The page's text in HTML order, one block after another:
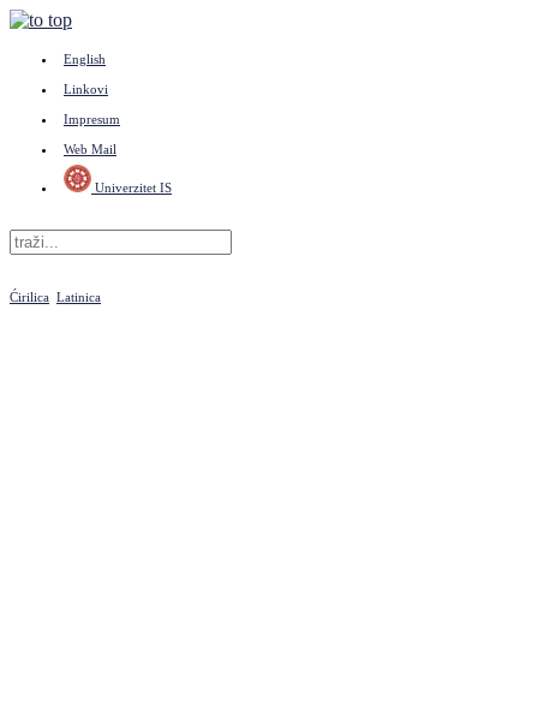
English
Linkovi
Impresum
Web Mail
Univerzitet IS
Ćirilica Latinica